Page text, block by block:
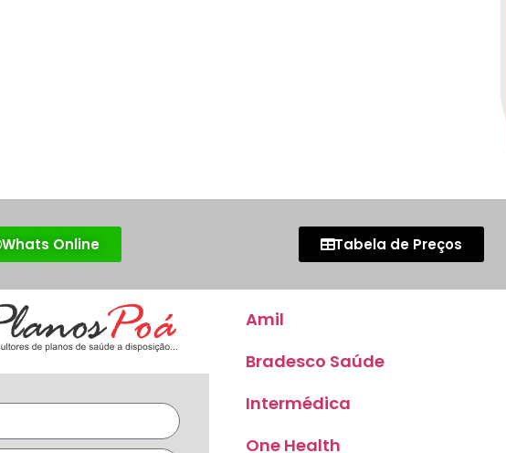
Whats Online Tabela de Preços
Amil
Bradesco Saúde
Intermédica
One Health